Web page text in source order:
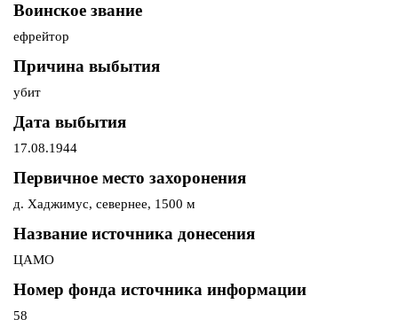
Воинское звание
ефрейтор
Причина выбытия
убит
Дата выбытия
17.08.1944
Первичное место захоронения
д. Хаджимус, севернее, 1500 м
Название источника донесения
ЦАМО
Номер фонда источника информации
58